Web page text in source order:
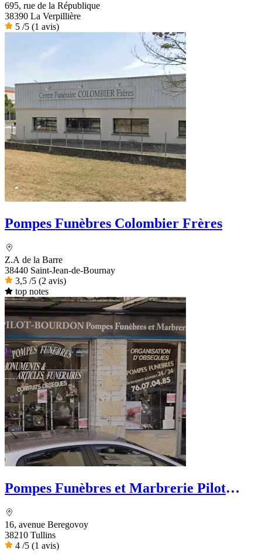
695, rue de la République
38390 La Verpillière
5 /5 (1 avis)
Pompes Funèbres Colombier Frères
Z.A de la Barre
38440 Saint-Jean-de-Bournay
3,5 /5 (2 avis)
top notes
Pompes Funèbres et Marbrerie Pilot
16, avenue Beregovoy
38210 Tullins
4 /5 (1 avis)